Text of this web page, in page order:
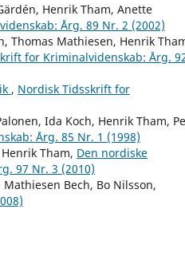
Henrik Tham, Anette
Årg. 89 Nr. 2 (2002)
Thomas Mathiesen, Henrik
for Kriminalvidenskab: Årg.
, Nordisk Tidsskrift for
Ida Koch, Henrik Tham,
Årg. 85 Nr. 1 (1998)
Tham, Den nordiske
97 Nr. 3 (2010)
Bech, Bo Nilsson,